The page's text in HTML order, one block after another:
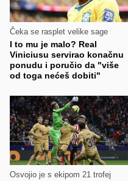
Čeka se rasplet velike sage
I to mu je malo? Real
Viniciusu servirao konačnu
ponudu i poručio da "više
od toga nećeš dobiti"
Osvojio je s ekipom 21 trofej